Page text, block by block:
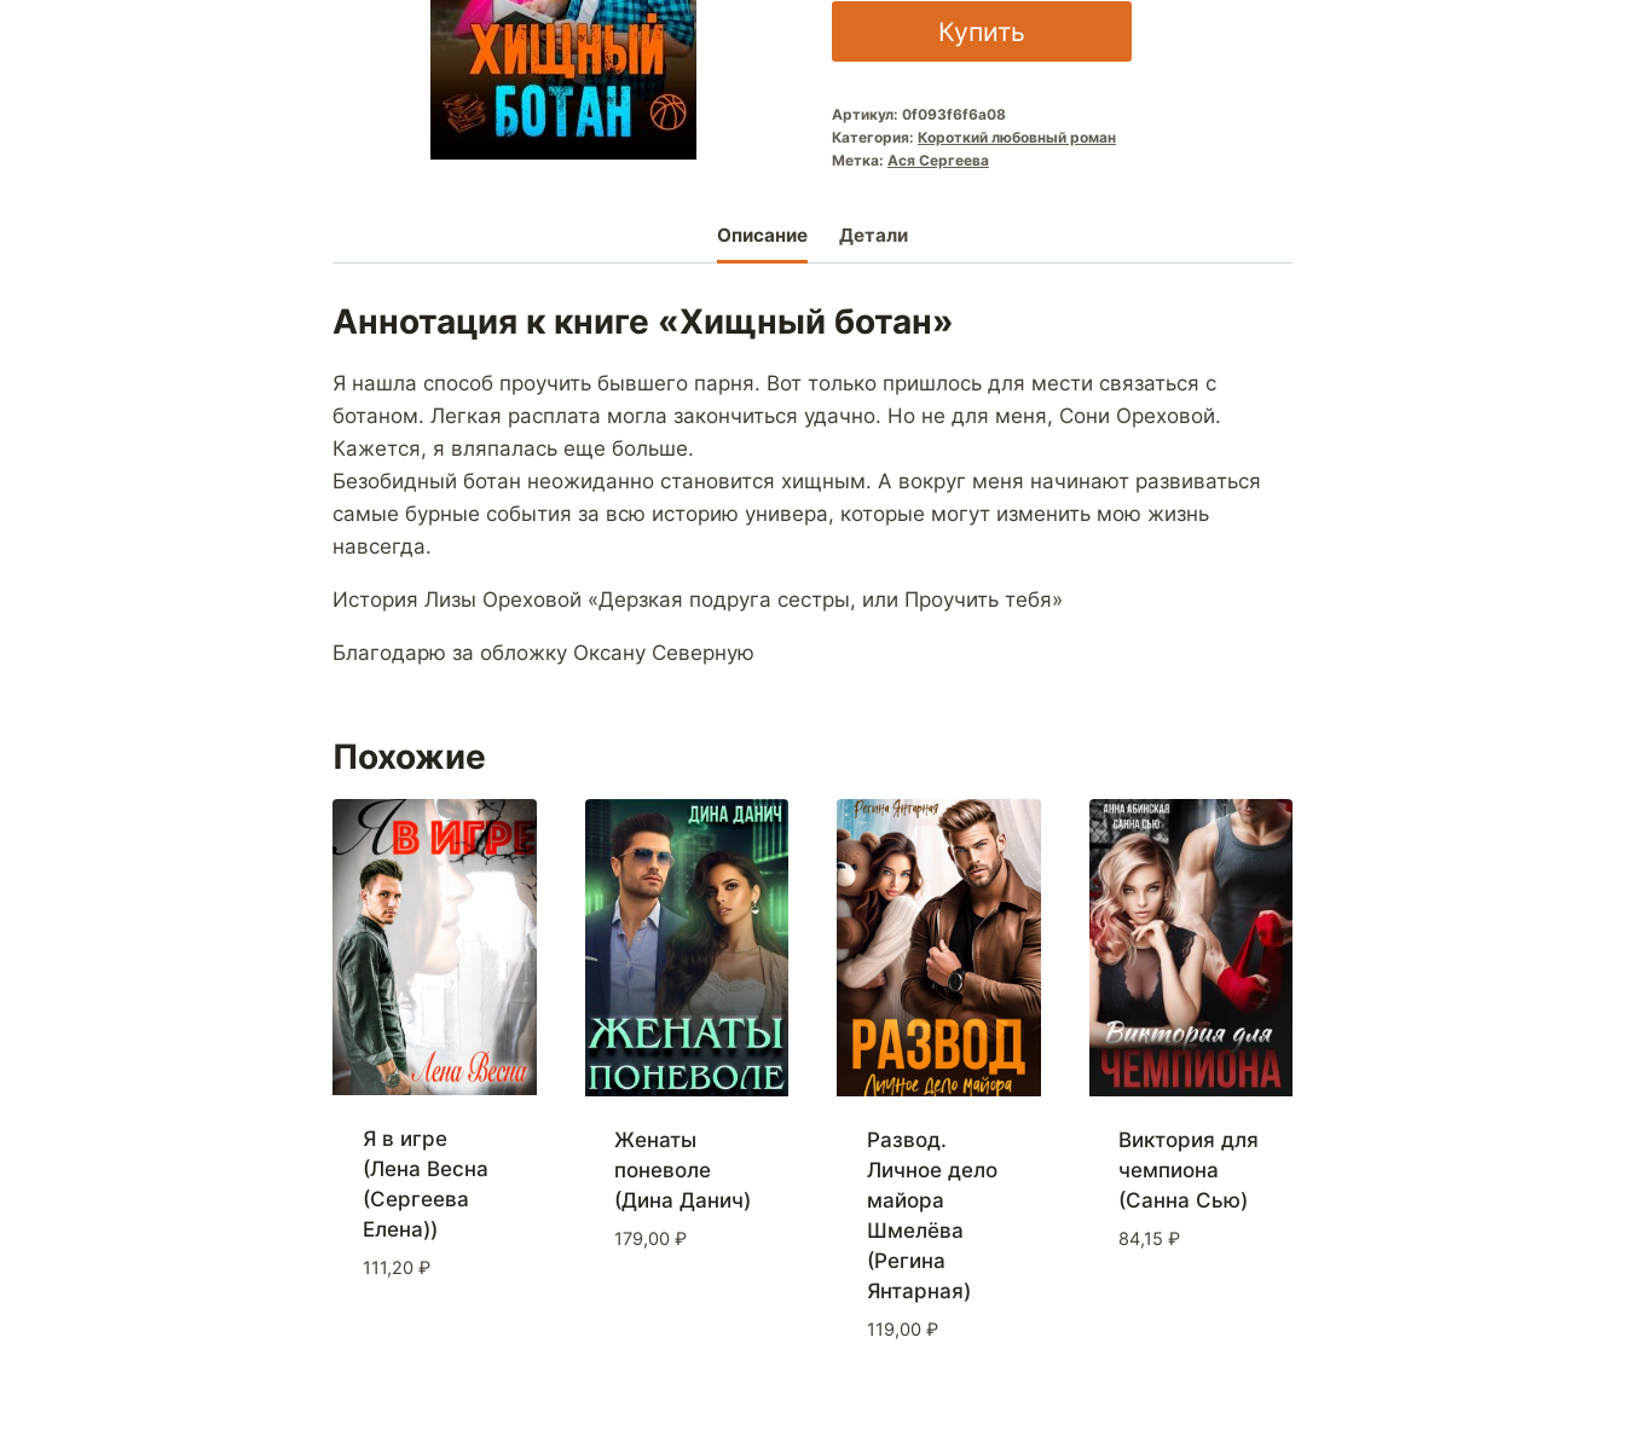
Купить
Артикул: 0f093f6f6a08
Категория: Короткий любовный роман
Метка: Ася Сергеева
Описание Детали
Аннотация к книге «Хищный ботан»
Я нашла способ проучить бывшего парня. Вот только пришлось для мести связаться с
ботаном. Легкая расплата могла закончиться удачно. Но не для меня, Сони Ореховой.
Кажется, я вляпалась еще больше.
Безобидный ботан неожиданно становится хищным. А вокруг меня начинают развиваться
самые бурные события за всю историю универа, которые могут изменить мою жизнь
навсегда.
История Лизы Ореховой «Дерзкая подруга сестры, или Проучить тебя»
Благодарю за обложку Оксану Северную
Похожие
Я в игре
(Лена Весна
(Сергеева
Елена))
111,20 ₽
Женаты
поневоле
(Дина Данич)
179,00 ₽
Развод.
Личное дело
майора
Шмелёва
(Регина
Янтарная)
119,00 ₽
Виктория для
чемпиона
(Санна Сью)
84,15 ₽